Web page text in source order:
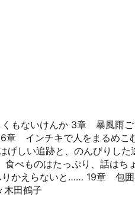
ないけんか 3章 暴風雨
インチキで人をまるめ
しい追跡と、のんびりし
べものはたっぷり、話は
かえらないと…… 19章 包
田鶴子